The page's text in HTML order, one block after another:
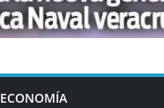
ECONOMÍA